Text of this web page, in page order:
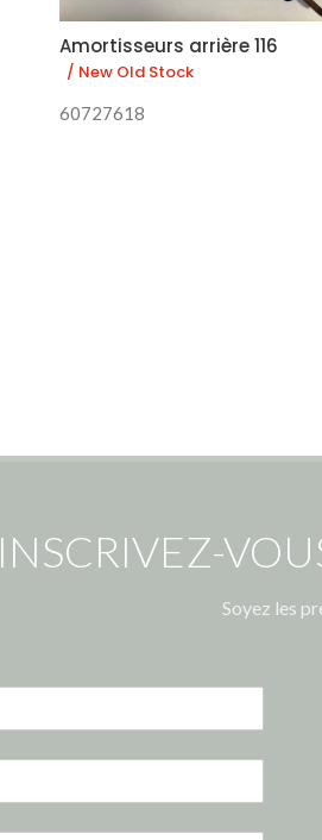
Amortisseurs arrière 116
/ New Old Stock
60727618
INSCRIVEZ-
Soyez les